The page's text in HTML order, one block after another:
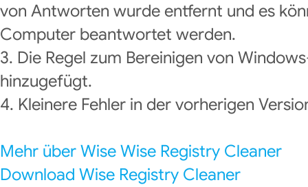
von Antworten wurde entfernt und es
Computer beantwortet werden.
3. Die Regel zum Bereinigen von
hinzugefügt.
4. Kleinere Fehler in der vorherigen
Mehr über Wise Wise Registry Cleaner
Download Wise Registry Cleaner